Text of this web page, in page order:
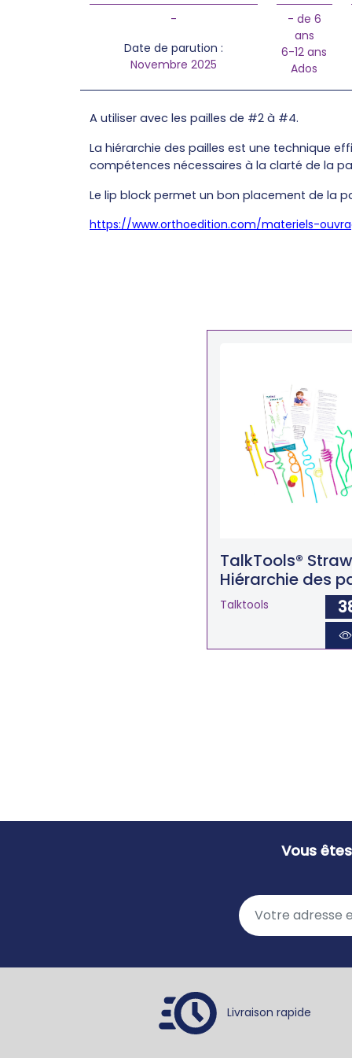
-
Date de parution :
Novembre 2025
- de 6
ans
6-12 ans
Ados
A utiliser avec les pailles de #2 à #4.
La hiérarchie des pailles est une technique
compétences nécessaires à la clarté de la
Le lip block permet un bon placement de la
https://www.orthoedition.com/materiels-
TalkTools®
Hiérarchie des
Talktools
Vous
Livraison rapide